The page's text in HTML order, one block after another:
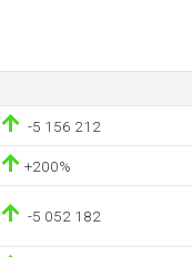
-5 156 212
+200%
-5 052 182